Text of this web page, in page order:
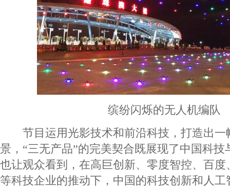
缤纷闪烁的无人机编队
节目运用光影技术和前沿科技，打造出一
景，“三无产品”的完美契合既展现了中国科
也让观众看到，在高巨创新、零度智控、百
等科技企业的推动下，中国的科技创新和人